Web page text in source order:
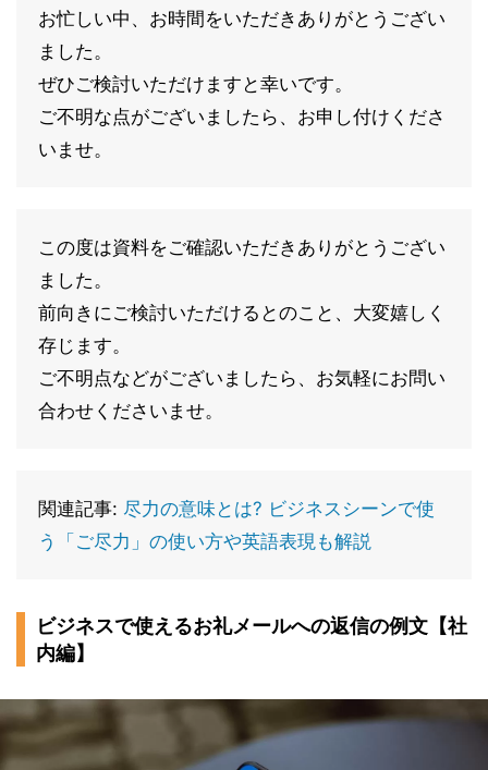
お忙しい中、お時間をいただきありがとうござい
ました。
ぜひご検討いただけますと幸いです。
ご不明な点がございましたら、お申し付けくださ
いませ。
この度は資料をご確認いただきありがとうござい
ました。
前向きにご検討いただけるとのこと、大変嬉しく
存じます。
ご不明点などがございましたら、お気軽にお問い
合わせくださいませ。
関連記事: 尽力の意味とは? ビジネスシーンで使
う「ご尽力」の使い方や英語表現も解説
ビジネスで使えるお礼メールへの返信の例文【社
内編】